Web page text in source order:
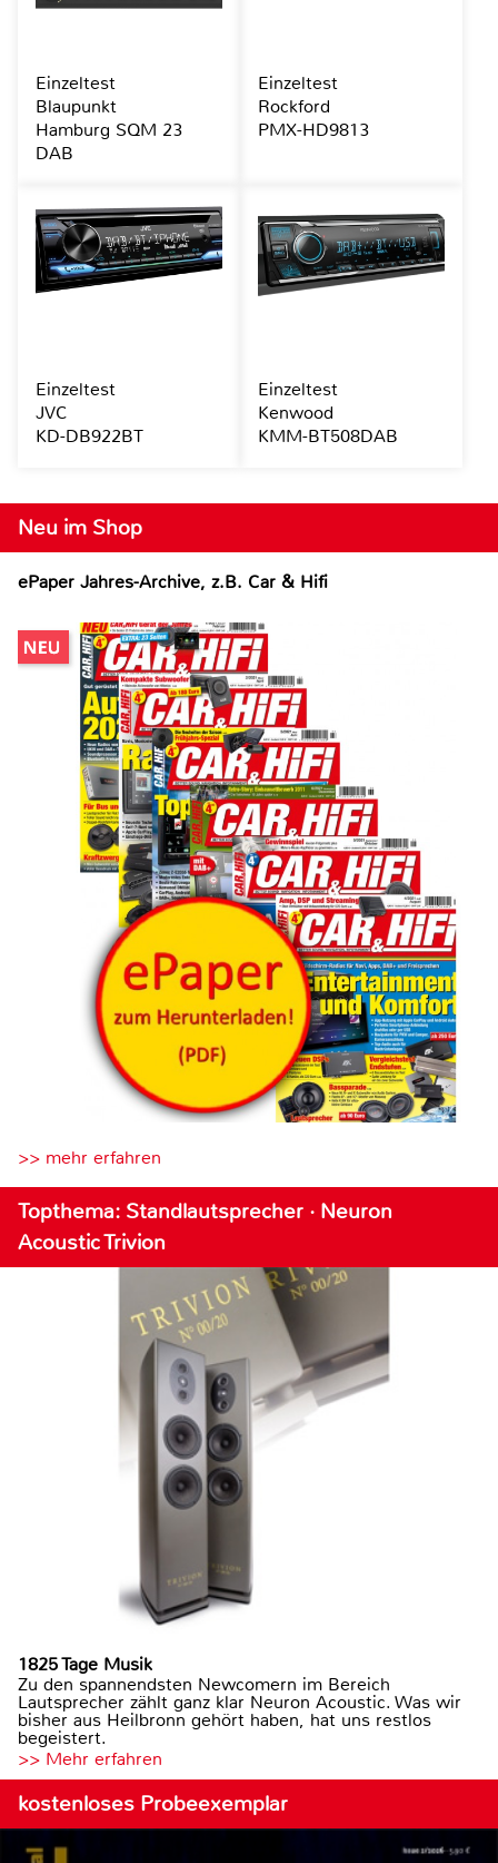
Neu im Shop
ePaper Jahres-Archive, z.B. Car & Hifi
>> mehr erfahren
Topthema: Standlautsprecher · Neuron
Acoustic Trivion
1825 Tage Musik
Zu den spannendsten Newcomern im Bereich
Lautsprecher zählt ganz klar Neuron Acoustic. Was wir
bisher aus Heilbronn gehört haben, hat uns restlos
begeistert.
>> Mehr erfahren
kostenloses Probeexemplar
Einzeltest
Blaupunkt
Hamburg SQM 23
DAB
Einzeltest
Rockford
PMX-HD9813
Einzeltest
JVC
KD-DB922BT
Einzeltest
Kenwood
KMM-BT508DAB